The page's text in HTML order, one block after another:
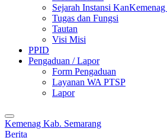
Sejarah Instansi
Tugas dan Fungsi
Tautan
Visi Misi
PPID
Pengaduan / Lapor
Form Pengaduan
Layanan WA PTSP
Lapor
Kemenag Kab. Semarang
Berita